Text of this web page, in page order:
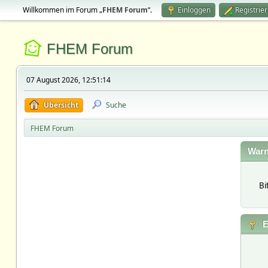
Willkommen im Forum „FHEM Forum“. Einloggen
FHEM Forum
07 August 2026, 12:51:14
Übersicht Suche
FHEM Forum